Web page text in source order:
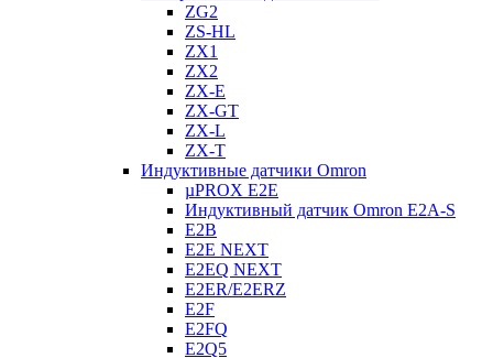
ZG2
ZS-HL
ZX1
ZX2
ZX-E
ZX-GT
ZX-L
ZX-T
Индуктивные датчики Omron
µPROX E2E
Индуктивный датчик Omron E2A-S
E2B
E2E NEXT
E2EQ NEXT
E2ER/E2ERZ
E2F
E2FQ
E2Q5